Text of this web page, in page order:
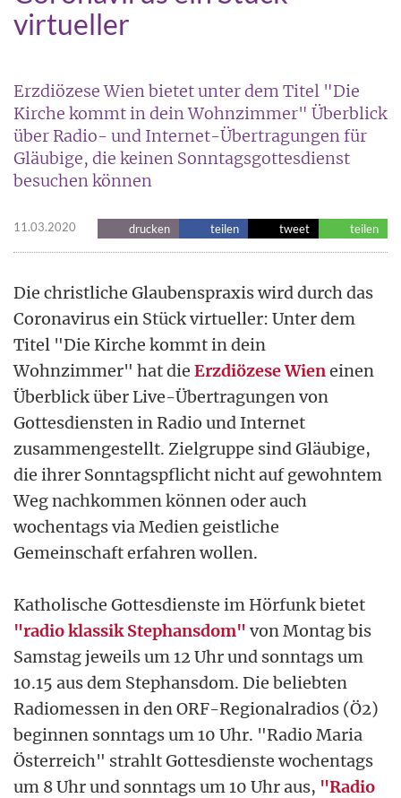
virtueller
Erzdiözese Wien bietet unter dem Titel "Die
Kirche kommt in dein Wohnzimmer" Überblick
über Radio- und Internet-Übertragungen für
Gläubige, die keinen Sonntagsgottesdienst
besuchen können
11.03.2020 drucken teilen tweet teilen
Die christliche Glaubenspraxis wird durch das
Coronavirus ein Stück virtueller: Unter dem
Titel "Die Kirche kommt in dein
Wohnzimmer" hat die Erzdiözese Wieneinen
Überblick über Live-Übertragungen von
Gottesdiensten in Radio und Internet
zusammengestellt. Zielgruppe sind Gläubige,
die ihrer Sonntagspflicht nicht auf gewohntem
Weg nachkommen können oder auch
wochentags via Medien geistliche
Gemeinschaft erfahren wollen.
Katholische Gottesdienste im Hörfunk bietet
"radio klassik Stephansdom" von Montag bis
Samstag jeweils um 12 Uhr und sonntags um
10.15 aus dem Stephansdom. Die beliebten
Radiomessen in den ORF-Regionalradios (Ö2)
beginnen sonntags um 10 Uhr. "Radio Maria
Österreich" strahlt Gottesdienste wochentags
um 8 Uhr und sonntags um 10 Uhr aus, "Radio